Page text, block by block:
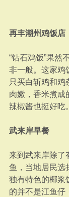
再丰潮州鸡饭店
“钻石鸡饭”果然
非一般。这家鸡
只买白斩鸡和鸡
肉嫩，香米煮成
辣椒酱也挺好吃。
武来岸早餐
来到武来岸除了
鱼，当地居民选
独有特色的椰浆
的并不是江鱼仔